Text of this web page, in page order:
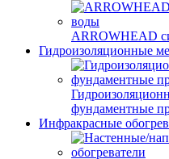
ARROWHEAD
Гидроизоляционные
фундаментные
Инфракрасные